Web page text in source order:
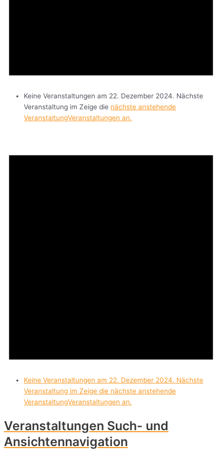
Keine Veranstaltungen am 22. Dezember 2024. Nächste
Veranstaltung im Zeige die nächste anstehende
VeranstaltungVeranstaltungen an.
Keine Veranstaltungen am 22. Dezember 2024. Nächste
Veranstaltung im Zeige die nächste anstehende
VeranstaltungVeranstaltungen an.
Veranstaltungen Such- und
Ansichtennavigation